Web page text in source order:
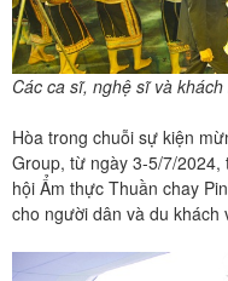
Các ca sĩ, nghệ sĩ và
Hòa trong chuỗi sự kiện
Group, từ ngày 3-5/7/
hội Ẩm thực Thuần chay
cho người dân và du khách